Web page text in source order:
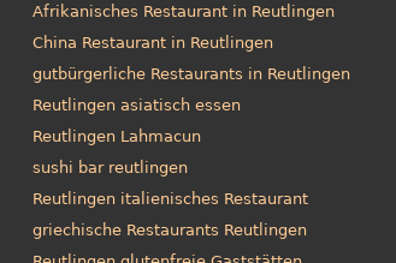
Afrikanisches Restaurant in Reutlingen
China Restaurant in Reutlingen
gutbürgerliche Restaurants in Reutlingen
Reutlingen asiatisch essen
Reutlingen Lahmacun
sushi bar reutlingen
Reutlingen italienisches Restaurant
griechische Restaurants Reutlingen